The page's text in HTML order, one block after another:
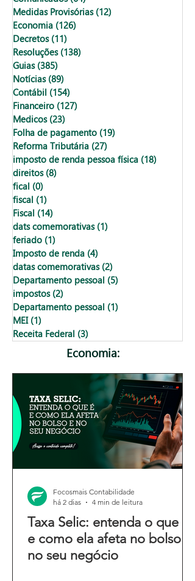
Medidas Provisórias (12)
Economia (126)
Decretos (11)
Resoluções (138)
Guias (385)
Notícias (89)
Contábil (154)
Financeiro (127)
Medicos (23)
Folha de pagamento (19)
Reforma Tributária (27)
imposto de renda pessoa física (18)
direitos (8)
fical (0)
fiscal (1)
Fiscal (14)
dats comemorativas (1)
feriado (1)
Imposto de renda (4)
datas comemorativas (2)
Departamento pessoal (5)
impostos (2)
Departamento pessoal (1)
MEI (1)
Receita Federal (3)
Economia:
Taxa Selic: entenda o que é
e como ela afeta no bolso e
no seu negócio
Focosmais Contabilidade
há 2 dias
4 min de leitura